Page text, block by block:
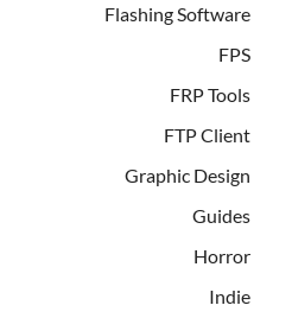
Flashing Software
FPS
FRP Tools
FTP Client
Graphic Design
Guides
Horror
Indie